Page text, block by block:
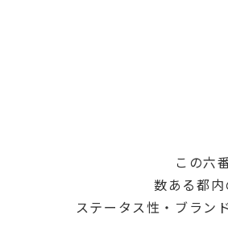
この六
数ある都
ステータス性・ブラン